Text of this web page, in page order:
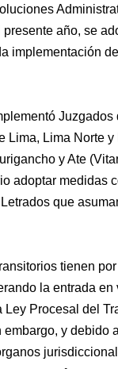
año, se
implementación
Juzgados
Lima, Lima Norte y
y Ate
adoptar medidas
que
tienen
la entrada
Procesal del
y debido